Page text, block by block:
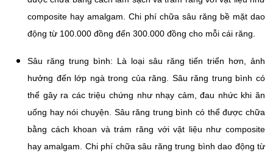
composite hay amalgam. Chi phí chữa sâu răng bề mặt dao
động từ 100.000 đồng đến 300.000 đồng cho mỗi cái răng.
Sâu răng trung bình: Là loại sâu răng tiến triển hơn, ảnh
hưởng đến lớp ngà trong của răng. Sâu răng trung bình có
thể gây ra các triệu chứng như nhạy cảm, đau nhức khi ăn
uống hay nói chuyện. Sâu răng trung bình có thể được chữa
bằng cách khoan và trám răng với vật liệu như composite
hay amalgam. Chi phí chữa sâu răng trung bình dao động từ